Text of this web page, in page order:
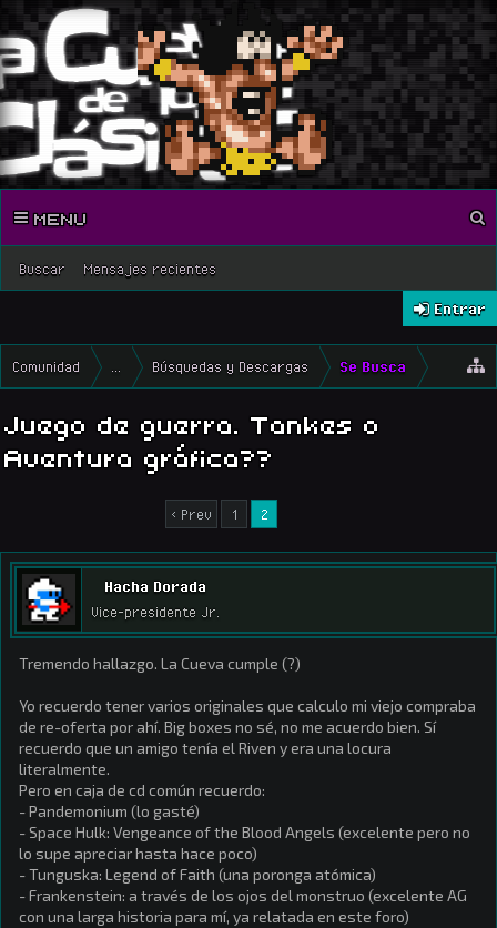
Buscar Mensajes recientes
MENU
Entrar
Comunidad Búsquedas y Descargas Se Busca
Juego de guerra. Tankes o
Aventura gráfica??
< Prev 1 2
Hacha Dorada
Vice-presidente Jr.
Tremendo hallazgo. La Cueva cumple (?)
Yo recuerdo tener varios originales que calculo mi viejo compraba
de re-oferta por ahí. Big boxes no sé, no me acuerdo bien. Sí
recuerdo que un amigo tenía el Riven y era una locura
literalmente.
Pero en caja de cd común recuerdo:
- Pandemonium (lo gasté)
- Space Hulk: Vengeance of the Blood Angels (excelente pero no
lo supe apreciar hasta hace poco)
- Tunguska: Legend of Faith (una poronga atómica)
- Frankenstein: a través de los ojos del monstruo (excelente AG
con una larga historia para mí, ya relatada en este foro)